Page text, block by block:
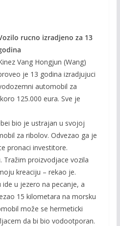
rucno izradjeno za 13
Vang Hongjun (Wang)
je 13 godina izradjujuci
automobil za
125.000 eura. Sve je
bio je ustrajan u svojoj
za ribolov. Odvezao ga je
pronaci investitore.
Tražim proizvodjace vozila
kreaciju – rekao je.
u jezero na pecanje, a
15 kilometara na morsku
može se hermeticki
da bi bio vodootporan.